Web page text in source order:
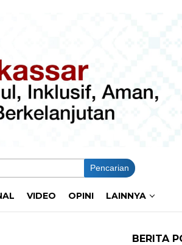
Pencarian
VIDEO OPINI LAINNYA
BERITA